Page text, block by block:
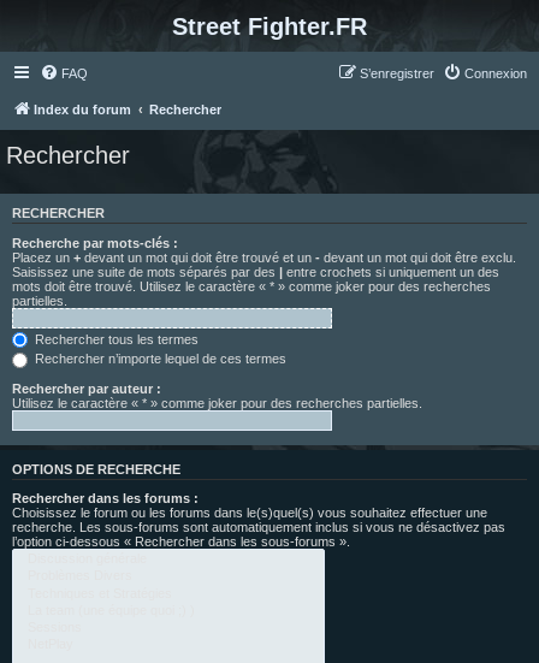
Street Fighter.FR
FAQ Connexion
S’enregistrer
Index du forum Rechercher
Rechercher
RECHERCHER
Recherche par mots-clés :
Placez un + devant un mot qui doit être trouvé et un - devant un mot qui doit être exclu.
Saisissez une suite de mots séparés par des | entre crochets si uniquement un des
mots doit être trouvé. Utilisez le caractère « * » comme joker pour des recherches
partielles.
Rechercher tous les termes
Rechercher n’importe lequel de ces termes
Rechercher par auteur :
Utilisez le caractère « * » comme joker pour des recherches partielles.
OPTIONS DE RECHERCHE
Rechercher dans les forums :
Choisissez le forum ou les forums dans le(s)quel(s) vous souhaitez effectuer une
recherche. Les sous-forums sont automatiquement inclus si vous ne désactivez pas
l’option ci-dessous « Rechercher dans les sous-forums ».